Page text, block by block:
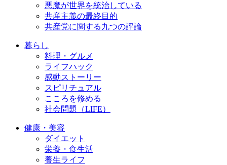
悪魔が世界を統治している
共産主義の最終目的
共産党に関する九つの評論
暮らし
料理・グルメ
ライフハック
感動ストーリー
スピリチュアル
こころを修める
社会問題（LIFE）
健康・美容
ダイエット
栄養・食生活
養生ライフ